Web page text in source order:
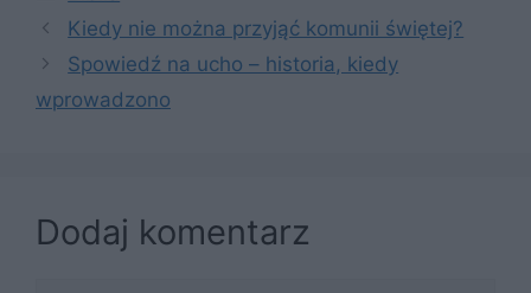
Kiedy nie można przyjąć komunii świętej?
Spowiedź na ucho – historia, kiedy
wprowadzono
Dodaj komentarz